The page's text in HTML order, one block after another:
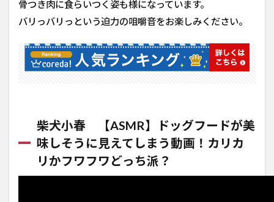
骨つき肉に食らいつく姿も様になっています。
バリっバリっという迫力の咀嚼音をお楽しみください。
柴犬小春 【ASMR】ドッグフードが美
味しそうに見えてしまう動画！カリカ
リかフワフワどっち派？